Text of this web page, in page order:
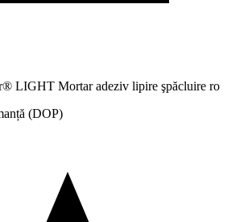
LIGHT Mortar adeziv lipire şpăcluire ro
(DOP)